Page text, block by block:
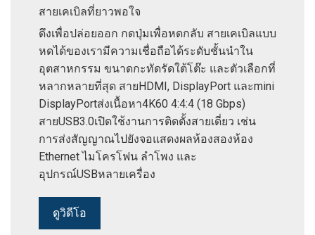
สายเคเบิลที่ยาวพอใจ
ดึงเพื่อปล่อยออก กดปุ่มเพื่อหดกลับ สายเคเบิลแบบ
หดได้ของเรามีความเชื่อถือได้ระดับชั้นนำใน
อุตสาหกรรม ขนาดกะทัดรัดใต้โต๊ะ และตัวเลือกที่
หลากหลายที่สุด สายHDMI, DisplayPort และmini
DisplayPortส่งเนื้อหา4K60 4:4:4 (18 Gbps)
สายUSB3.0เปิดใช้งานการติดตั้งสายเดี่ยว เช่น
การส่งสัญญาณไปยังจอแสดงผลห้องสองห้อง
Ethernet ไมโครโฟน ลำโพง และ
อุปกรณ์USBหลายเครื่อง
ดูวิดีโอ